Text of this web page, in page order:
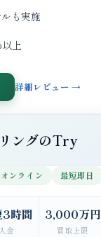
も実施
上
詳細レビュー →
ングのTry
オンライン 最短即日
3時間
入金
3,000万円
買取上限